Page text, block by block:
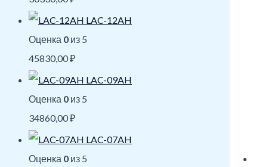
LAC-12AH
Оценка 0 из 5
45830,00₽
LAC-09AH
Оценка 0 из 5
34860,00₽
LAC-07AH
Оценка 0 из 5